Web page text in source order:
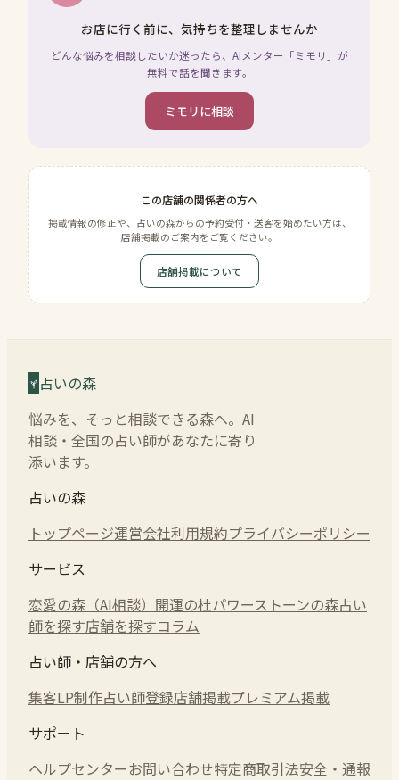
お店に行く前に、気持ちを整理しませんか
どんな悩みを相談したいか迷ったら、AIメンター「ミモリ」が
無料で話を聞きます。
ミモリに相談
この店舗の関係者の方へ
掲載情報の修正や、占いの森からの予約受付・送客を始めたい方は、
店舗掲載のご案内をご覧ください。
店舗掲載について
占いの森
悩みを、そっと相談できる森へ。AI
相談・全国の占い師があなたに寄り
添います。
占いの森
トップページ運営会社利用規約プライバシーポリシー
サービス
恋愛の森（AI相談） 開運の杜パワーストーンの森占い
師を探す店舗を探すコラム
占い師・店舗の方へ
集客LP制作占い師登録店舗掲載プレミアム掲載
サポート
ヘルプセンターお問い合わせ特定商取引法安全・通報